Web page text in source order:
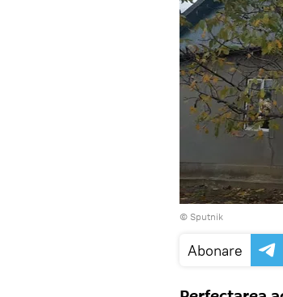
© Sputnik
Abonare